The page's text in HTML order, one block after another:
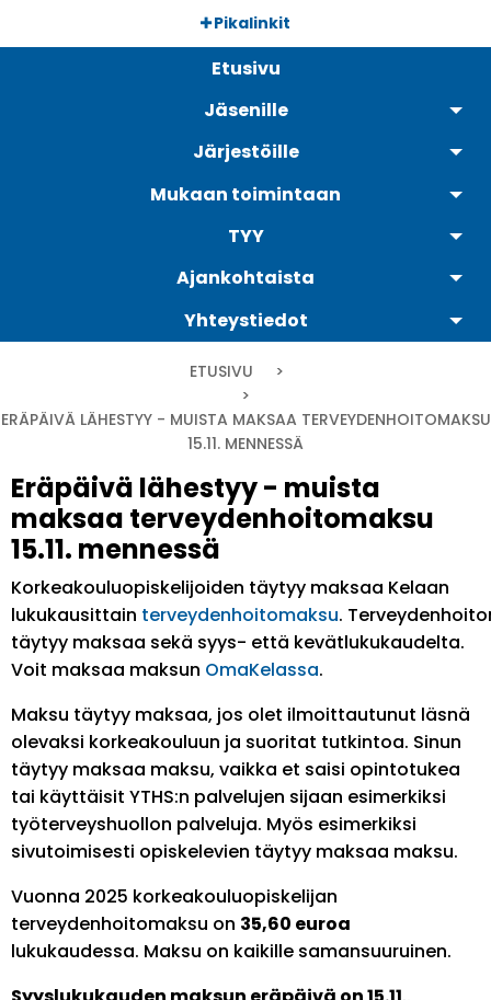
Pikalinkit
Etusivu
Jäsenille
Järjestöille
Mukaan toimintaan
TYY
Ajankohtaista
Yhteystiedot
ETUSIVU
CURRENT:
ERÄPÄIVÄ LÄHESTYY - MUISTA MAKSAA TERVEYDENHOITOMAKSU
15.11. MENNESSÄ
Eräpäivä lähestyy - muista
maksaa terveydenhoitomaksu
15.11. mennessä
Korkeakouluopiskelijoiden täytyy maksaa Kelaan
lukukausittain terveydenhoitomaksu.
täytyy maksaa sekä syys- että kevätlukukaudelta.
Voit maksaa maksun OmaKelassa.
Maksu täytyy maksaa, jos olet ilmoittautunut läsnä
olevaksi korkeakouluun ja suoritat tutkintoa. Sinun
täytyy maksaa maksu, vaikka et saisi opintotukea
tai käyttäisit YTHS:n palvelujen sijaan esimerkiksi
työterveyshuollon palveluja. Myös esimerkiksi
sivutoimisesti opiskelevien täytyy maksaa maksu.
Vuonna 2025 korkeakouluopiskelijan
terveydenhoitomaksu on 35,60 euroa
lukukaudessa. Maksu on kaikille samansuuruinen.